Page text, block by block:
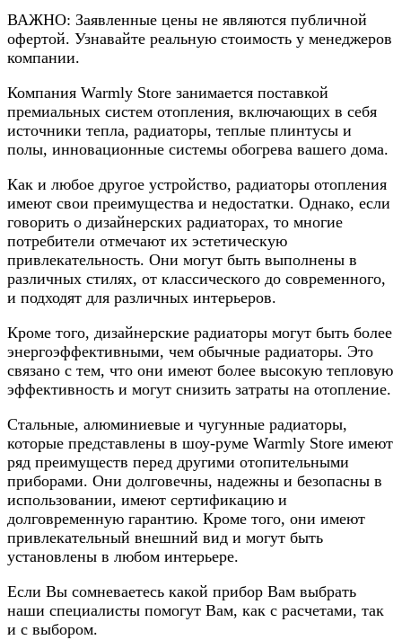
ВАЖНО: Заявленные цены не являются публичной
офертой. Узнавайте реальную стоимость у менеджеров
компании.
Компания Warmly Store занимается поставкой
премиальных систем отопления, включающих в себя
источники тепла, радиаторы, теплые плинтусы и
полы, инновационные системы обогрева вашего дома.
Как и любое другое устройство, радиаторы отопления
имеют свои преимущества и недостатки. Однако, если
говорить о дизайнерских радиаторах, то многие
потребители отмечают их эстетическую
привлекательность. Они могут быть выполнены в
различных стилях, от классического до современного,
и подходят для различных интерьеров.
Кроме того, дизайнерские радиаторы могут быть более
энергоэффективными, чем обычные радиаторы. Это
связано с тем, что они имеют более высокую тепловую
эффективность и могут снизить затраты на отопление.
Стальные, алюминиевые и чугунные радиаторы,
которые представлены в шоу-руме Warmly Store имеют
ряд преимуществ перед другими отопительными
приборами. Они долговечны, надежны и безопасны в
использовании, имеют сертификацию и
долговременную гарантию. Кроме того, они имеют
привлекательный внешний вид и могут быть
установлены в любом интерьере.
Если Вы сомневаетесь какой прибор Вам выбрать
наши специалисты помогут Вам, как с расчетами, так
и с выбором.